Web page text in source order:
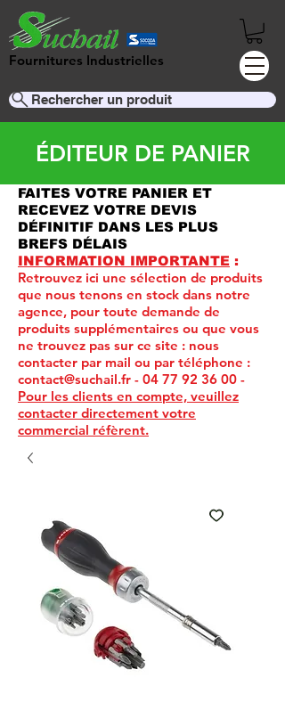
Fournitures Industrielles
Rechercher un produit
ÉDITEUR DE PANIER
FAITES VOTRE PANIER ET
RECEVEZ VOTRE DEVIS
DÉFINITIF DANS LES PLUS
BREFS DÉLAIS
INFORMATION IMPORTANTE :
Retrouvez ici une sélection de produits
que nous tenons en stock dans notre
agence, pour toute demande de
produits supplémentaires ou que vous
ne trouvez pas sur ce site : nous
contacter par mail ou par téléphone :
contact@suchail.fr - 04 77 92 36 00 -
Pour les clients en compte, veuillez
contacter directement votre
commercial réfèrent.